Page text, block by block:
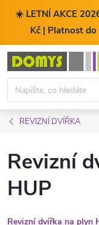
☀️ LETNÍ AKCE
Kč | Platnost
Přejít
obsah
REVIZNÍ DVÍŘKA
Revizní
HUP
Revizní dvířka na plyn